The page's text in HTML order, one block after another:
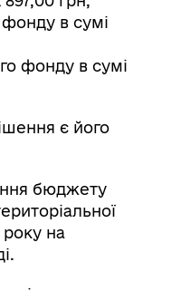
фонду в сумі
фонду в сумі
є його
бюджету
року на